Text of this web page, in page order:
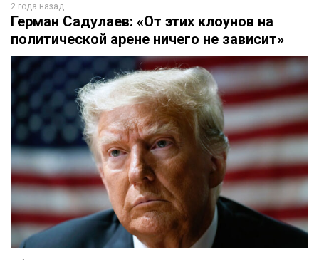
2 года назад
Герман Садулаев: «От этих клоунов на
политической арене ничего не зависит»